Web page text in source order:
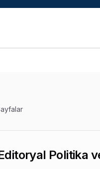
Fizyoterapi hizmeti
Politika